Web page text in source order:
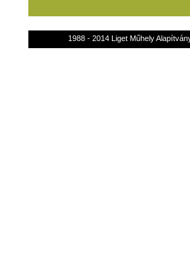
1988 - 2014 Liget Műhely